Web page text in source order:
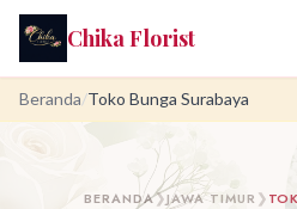
Chika Florist
Beranda/Toko Bunga Surabaya
BERANDA❯JAWA TIMUR ❯